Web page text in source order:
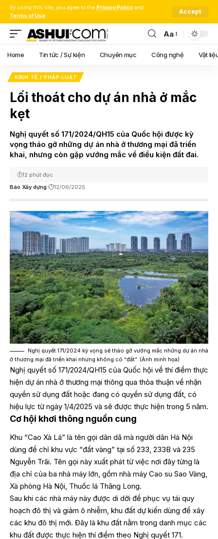
By using this site, you agree to the Privacy Policy and
Terms of Use.
Accept
Font
Resizer
Aa
Home Tin tức / Sự kiện Chuyên mục Công nghệ Vật
KINH TẾ / PHÁP LUẬT
Lối thoát cho dự án nhà ở mắc
kẹt
Nghị quyết số 171/2024/QH15 của Quốc hội được kỳ
vọng tháo gỡ những dự án nhà ở thương mại đã triển
khai, nhưng còn gặp vướng mắc về điều kiện đất đai.
Báo Xây dựng 12/06/2025
12 phút đọc
Nghị quyết 171/2024 kỳ vọng sẽ tháo gỡ vướng mắc những dự án nhà
ở thương mại đã triển khai nhưng không có “đất”. (Ảnh minh họa)
Nghị quyết số 171/2024/QH15 của Quốc hội về thí điểm thực
hiện dự án nhà ở thương mại thông qua thỏa thuận về nhận
quyền sử dụng đất hoặc đang có quyền sử dụng đất, có
hiệu lực từ ngày 1/4/2025 và sẽ được thực hiện trong 5 năm.
Cơ hội khơi thông nguồn cung
Khu “Cao Xà Lá” là tên gọi dân dã mà người dân Hà Nội
dùng để chỉ khu vực “đất vàng” tại số 233, 233B và 235
Nguyễn Trãi. Tên gọi này xuất phát từ việc nơi đây từng là
địa chỉ của ba nhà máy lớn, gồm nhà máy Cao su Sao Vàng,
Xà phòng Hà Nội, Thuốc lá Thăng Long.
Sau khi các nhà máy này được di dời để phục vụ tái quy
hoạch đô thị và giảm ô nhiễm, khu đất dự kiến dùng để xây
các khu đô thị mới. Đây là khu đất nằm trong danh mục các
khu đất được thực hiện thí điểm theo Nghị quyết 171.